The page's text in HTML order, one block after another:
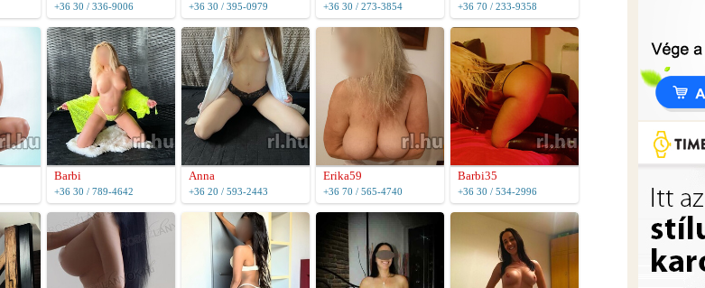
+36 30 / 336-9006 +36 30 / 395-0979 +36 30 / 273-3854 +36 70 / 233-9358
Barbi
+36 30 / 789-4642
Anna
+36 20 / 593-2443
Erika59
+36 70 / 565-4740
Barbi35
+36 30 / 534-2996